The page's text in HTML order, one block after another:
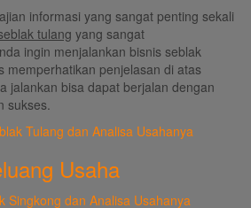
informasi yang sangat penting sekali
tulang yang sangat
ingin menjalankan bisnis seblak
memperhatikan penjelasan di atas
jalankan bisa dapat berjalan dengan
sukses.
Tulang dan Analisa Usahanya
Usaha